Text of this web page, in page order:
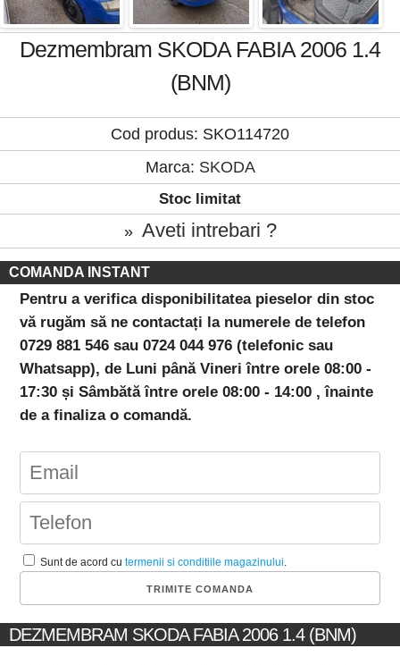
Dezmembram SKODA FABIA 2006 1.4
(BNM)
Cod produs: SKO114720
Marca: SKODA
Stoc limitat
» Aveti intrebari ?
COMANDA INSTANT
Pentru a verifica disponibilitatea pieselor din stoc
vă rugăm să ne contactați la numerele de telefon
0729 881 546 sau 0724 044 976 (telefonic sau
Whatsapp), de Luni până Vineri între orele 08:00 -
17:30 și Sâmbătă între orele 08:00 - 14:00 , înainte
de a finaliza o comandă.
Sunt de acord cutermenii si conditiile magazinului.
DEZMEMBRAM SKODA FABIA 2006 1.4 (BNM)